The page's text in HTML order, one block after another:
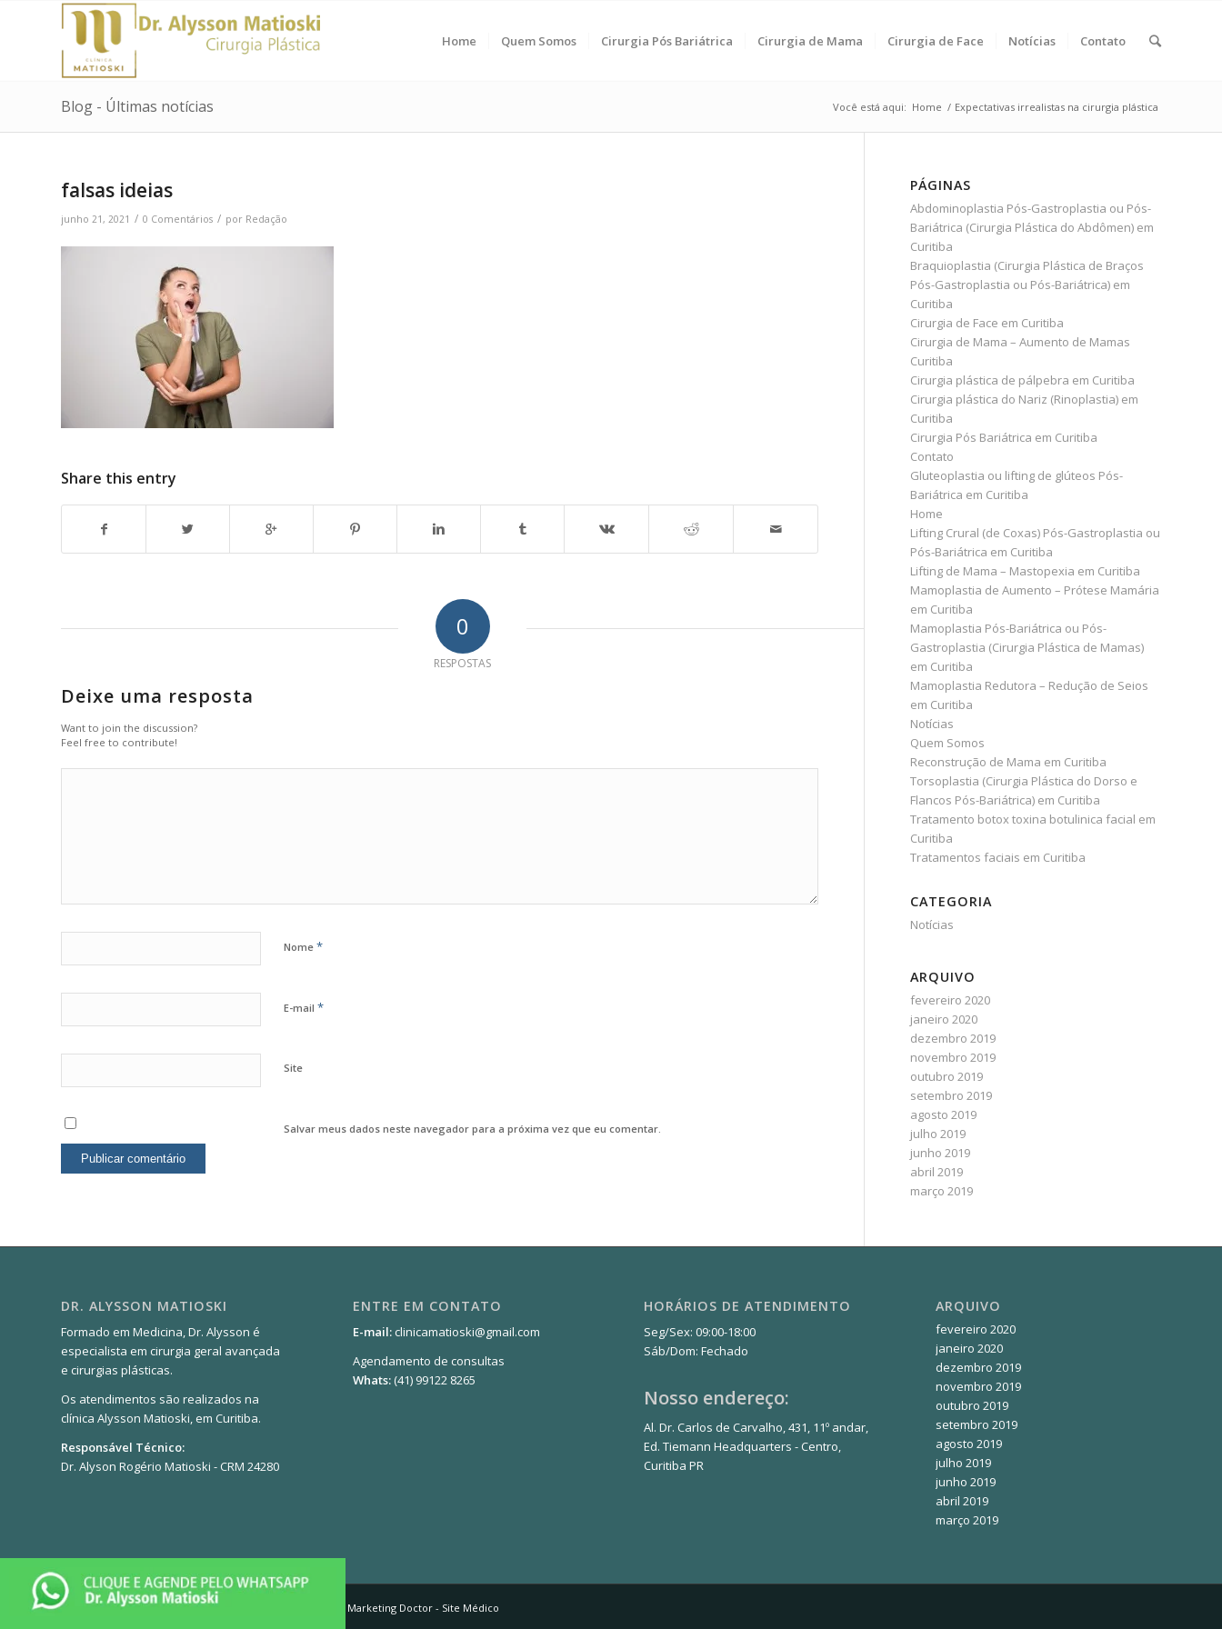
Home Quem Somos Cirurgia Pós Bariátrica Cirurgia de Mama Cirurgia de Face Notícias Contato
Blog - Últimas notícias Você está aqui: Home / Expectativas irrealistas na cirurgia plástica
falsas ideias
junho 21, 2021 / 0 Comentários / por Redação
Share this entry
0
RESPOSTAS
Deixe uma resposta
Want to join the discussion?
Feel free to contribute!
Nome *
E-mail *
Site
Salvar meus dados neste navegador para a próxima vez que eu comentar.
PÁGINAS
Abdominoplastia Pós-Gastroplastia ou Pós-
Bariátrica (Cirurgia Plástica do Abdômen) em
Curitiba
Braquioplastia (Cirurgia Plástica de Braços
Pós-Gastroplastia ou Pós-Bariátrica) em
Curitiba
Cirurgia de Face em Curitiba
Cirurgia de Mama – Aumento de Mamas
Curitiba
Cirurgia plástica de pálpebra em Curitiba
Cirurgia plástica do Nariz (Rinoplastia) em
Curitiba
Cirurgia Pós Bariátrica em Curitiba
Contato
Gluteoplastia ou lifting de glúteos Pós-
Bariátrica em Curitiba
Home
Lifting Crural (de Coxas) Pós-Gastroplastia ou
Pós-Bariátrica em Curitiba
Lifting de Mama – Mastopexia em Curitiba
Mamoplastia de Aumento – Prótese Mamária
em Curitiba
Mamoplastia Pós-Bariátrica ou Pós-
Gastroplastia (Cirurgia Plástica de Mamas)
em Curitiba
Mamoplastia Redutora – Redução de Seios
em Curitiba
Notícias
Quem Somos
Reconstrução de Mama em Curitiba
Torsoplastia (Cirurgia Plástica do Dorso e
Flancos Pós-Bariátrica) em Curitiba
Tratamento botox toxina botulinica facial em
Curitiba
Tratamentos faciais em Curitiba
CATEGORIA
Notícias
ARQUIVO
fevereiro 2020
janeiro 2020
dezembro 2019
novembro 2019
outubro 2019
setembro 2019
agosto 2019
julho 2019
junho 2019
abril 2019
março 2019
DR. ALYSSON MATIOSKI
Formado em Medicina, Dr. Alysson é
especialista em cirurgia geral avançada
e cirurgias plásticas.
Os atendimentos são realizados na
clínica Alysson Matioski, em Curitiba.
Responsável Técnico:
Dr. Alyson Rogério Matioski - CRM 24280
ENTRE EM CONTATO
E-mail: clinicamatioski@gmail.com
Agendamento de consultas
Whats:(41) 99122 8265
HORÁRIOS DE ATENDIMENTO
Seg/Sex: 09:00-18:00
Sáb/Dom: Fechado
Nosso endereço:
Al. Dr. Carlos de Carvalho, 431, 11º andar,
Ed. Tiemann Headquarters - Centro,
Curitiba PR
ARQUIVO
fevereiro 2020
janeiro 2020
dezembro 2019
novembro 2019
outubro 2019
setembro 2019
agosto 2019
julho 2019
junho 2019
abril 2019
março 2019
© Copyright - Cirurgia Plastica Curitiba - Desenvolvido por: Marketing Doctor - Site Médico